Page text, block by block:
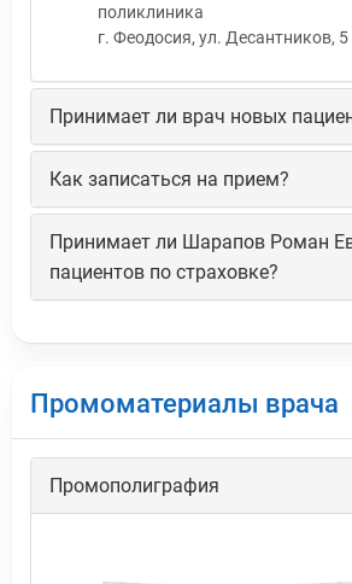
поликлиника
г. Феодосия, ул. Десантников, 5
Принимает ли врач новых
Как записаться на прием?
Принимает ли Шарапов Роман
пациентов по страховке?
Промоматериалы врача
Промополиграфия